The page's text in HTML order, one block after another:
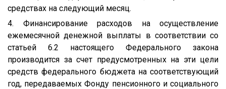
средствах на следующий месяц.
4. Финансирование расходов на осуществление
ежемесячной денежной выплаты в соответствии со
статьей 6.2 настоящего Федерального закона
производится за счет предусмотренных на эти цели
средств федерального бюджета на соответствующий
год, передаваемых Фонду пенсионного и социального